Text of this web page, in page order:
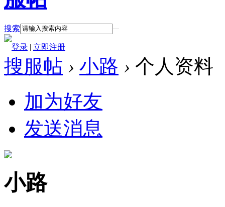
搜索
登录 | 立即注册
搜服帖 › 小路 › 个人资料
加为好友
发送消息
小路